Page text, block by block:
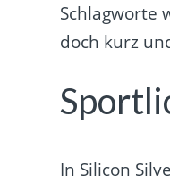
Schlagworte
doch kurz
In Silicon